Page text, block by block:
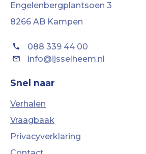
Engelenbergplantsoen 3
8266 AB Kampen
088 339 44 00
info@ijsselheem.nl
Snel naar
Verhalen
Vraagbaak
Privacyverklaring